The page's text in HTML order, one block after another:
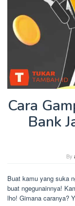
Cara
Bank
By
Buat kamu yang suka
buat ngegunainnya!
lho! Gimana caranya?